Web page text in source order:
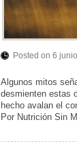
Posted on 6
Algunos mitos
desmienten estas
hecho avalan el
Por Nutrición